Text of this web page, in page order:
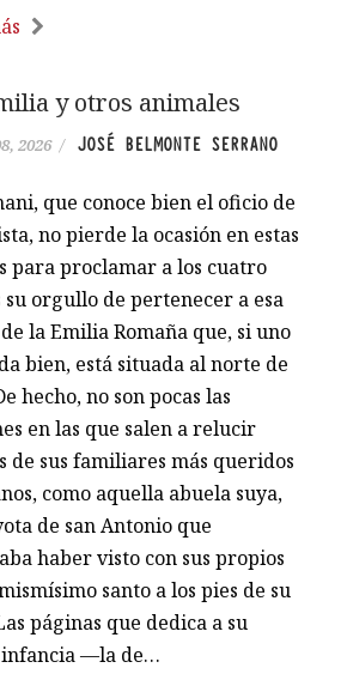
y otros animales
2026 / JOSÉ BELMONTE SERRANO
que conoce bien el oficio de
no pierde la ocasión en estas
para proclamar a los cuatro
su orgullo de pertenecer a esa
la Emilia Romaña que, si uno
bien, está situada al norte de
hecho, no son pocas las
en las que salen a relucir
de sus familiares más queridos
como aquella abuela suya,
de san Antonio que
haber visto con sus propios
santo a los pies de su
páginas que dedica a su
—la de…